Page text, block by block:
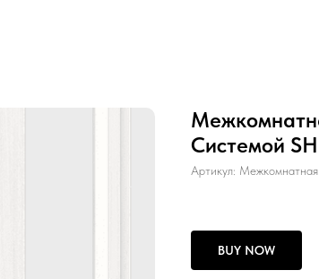
Системой
Артикул:
BUY NOW